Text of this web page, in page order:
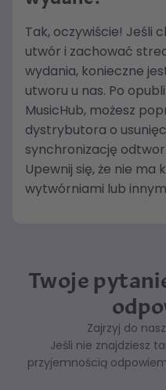
Tak, oczywiście! Jeśli
utwór i zachować
wydania, konieczne
utworu u nas. Po
MusicHub, możesz
dystrybutora o
synchronizację
Upewnij się, że nie ma
wytwórniami lub
Twoje
Zajrzyj do
Jeśli nie znajdziesz
przyjemnością